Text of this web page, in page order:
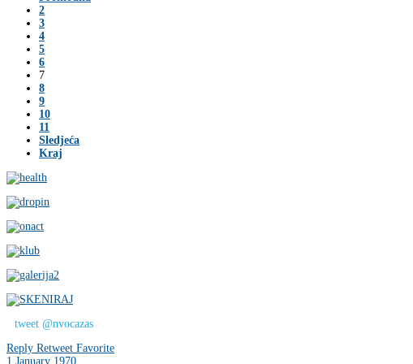
2
3
4
5
6
7
8
9
10
11
Sledjeća
Kraj
tweet @nvocazas
Reply Retweet Favorite
1 January 1970